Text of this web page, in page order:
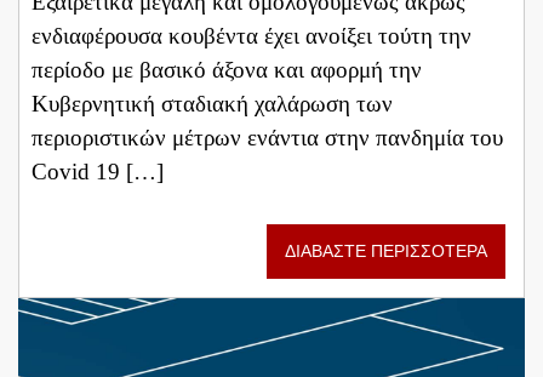
ενδιαφέρουσα κουβέντα έχει ανοίξει τούτη την
περίοδο με βασικό άξονα και αφορμή την
Κυβερνητική σταδιακή χαλάρωση των
περιοριστικών μέτρων ενάντια στην πανδημία του
Covid 19 […]
ΔΙΑΒΑΣΤΕ ΠΕΡΙΣΣΟΤΕΡΑ